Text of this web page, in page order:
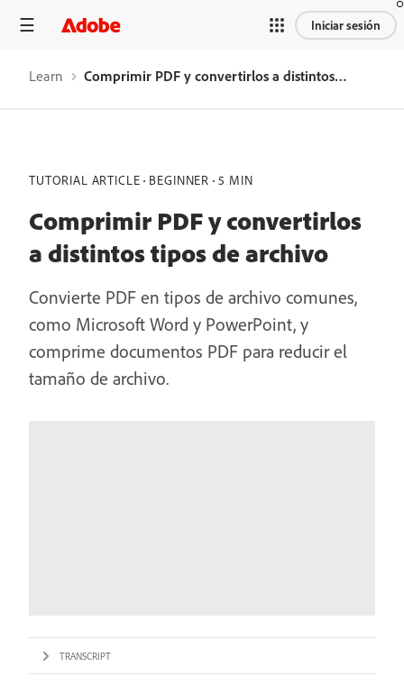
Iniciar sesión
Learn Comprimir PDF y convertirlos a distintos tipos de archivo
TUTORIAL ARTICLE BEGINNER 5 MIN
Comprimir PDF y convertirlos
a distintos tipos de archivo
Convierte PDF en tipos de archivo comunes,
como Microsoft Word y PowerPoint, y
comprime documentos PDF para reducir el
tamaño de archivo.
TRANSCRIPT